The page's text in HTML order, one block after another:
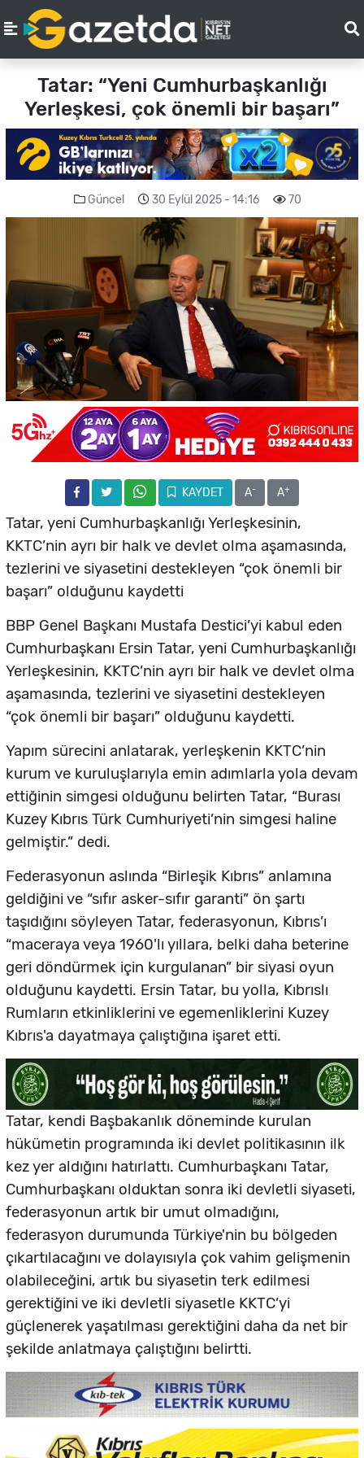
Tatar: “Yeni Cumhurbaşkanlığı
Yerleşkesi, çok önemli bir başarı”
Güncel 30 Eylül 2025 - 14:16 70
KAYDET A- A+
Tatar, yeni Cumhurbaşkanlığı Yerleşkesinin,
KKTC’nin ayrı bir halk ve devlet olma aşamasında,
tezlerini ve siyasetini destekleyen “çok önemli bir
başarı” olduğunu kaydetti
BBP Genel Başkanı Mustafa Destici’yi kabul eden
Cumhurbaşkanı Ersin Tatar, yeni Cumhurbaşkanlığı
Yerleşkesinin, KKTC’nin ayrı bir halk ve devlet olma
aşamasında, tezlerini ve siyasetini destekleyen
“çok önemli bir başarı” olduğunu kaydetti.
Yapım sürecini anlatarak, yerleşkenin KKTC’nin
kurum ve kuruluşlarıyla emin adımlarla yola devam
ettiğinin simgesi olduğunu belirten Tatar, “Burası
Kuzey Kıbrıs Türk Cumhuriyeti’nin simgesi haline
gelmiştir.” dedi.
Federasyonun aslında “Birleşik Kıbrıs” anlamına
geldiğini ve “sıfır asker-sıfır garanti” ön şartı
taşıdığını söyleyen Tatar, federasyonun, Kıbrıs’ı
“maceraya veya 1960'lı yıllara, belki daha beterine
geri döndürmek için kurgulanan” bir siyasi oyun
olduğunu kaydetti. Ersin Tatar, bu yolla, Kıbrıslı
Rumların etkinliklerini ve egemenliklerini Kuzey
Kıbrıs'a dayatmaya çalıştığına işaret etti.
Tatar, kendi Başbakanlık döneminde kurulan
hükümetin programında iki devlet politikasının ilk
kez yer aldığını hatırlattı. Cumhurbaşkanı Tatar,
Cumhurbaşkanı olduktan sonra iki devletli siyaseti,
federasyonun artık bir umut olmadığını,
federasyon durumunda Türkiye'nin bu bölgeden
çıkartılacağını ve dolayısıyla çok vahim gelişmenin
olabileceğini, artık bu siyasetin terk edilmesi
gerektiğini ve iki devletli siyasetle KKTC’yi
güçlenerek yaşatılması gerektiğini daha da net bir
şekilde anlatmaya çalıştığını belirtti.